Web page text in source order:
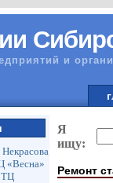
и
«Весна»
ТЦ
Я
ищу:
Ремонт